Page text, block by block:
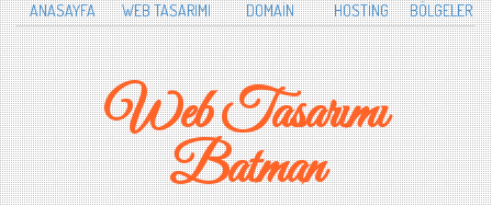
ANASAYFA WEB TASARIMI DOMAİN HOSTİNG BÖLGELER
Web Tasarımı
Batman